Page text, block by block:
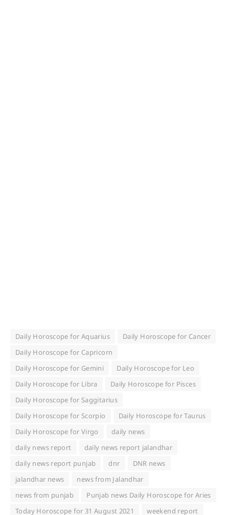
Daily Horoscope for Aquarius
Daily Horoscope for Cancer
Daily Horoscope for Capricorn
Daily Horoscope for Gemini
Daily Horoscope for Leo
Daily Horoscope for Libra
Daily Horoscope for Pisces
Daily Horoscope for Saggitarius
Daily Horoscope for Scorpio
Daily Horoscope for Taurus
Daily Horoscope for Virgo
daily news
daily news report
daily news report jalandhar
daily news report punjab
dnr
DNR news
jalandhar news
news from Jalandhar
news from punjab
Punjab news Daily Horoscope for Aries
Today Horoscope for 31 August 2021
weekend report